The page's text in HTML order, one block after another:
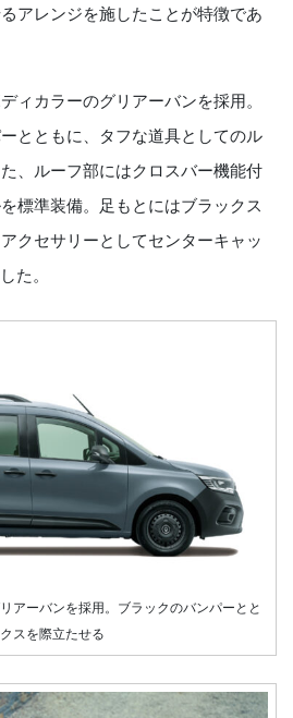
アレンジを施したことが特徴であ
ィカラーのグリアーバンを採用。
とともに、タフな道具としてのル
、ルーフ部にはクロスバー機能付
標準装備。足もとにはブラックス
クセサリーとしてセンターキャッ
た。
アーバンを採用。ブラックのバンパーとと
スを際立たせる